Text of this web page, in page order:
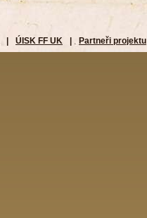
ÚISK FF UK Partneři projektu